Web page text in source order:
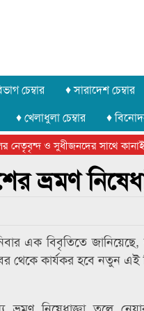
চেম্বার ♦ সারাদেশ চেম্বার
♦ খেলাধুলা চেম্বার ♦
ও সুধীজনদের সাথে
গ্রুপ থিয়েটার ফেডারেশানের
ভ্রমণ
শনিবার এক বিবৃতিতে
থেকে কার্যকর হবে নতুন এই